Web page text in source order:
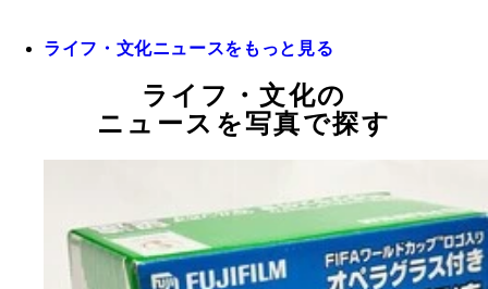
ライフ・文化ニュースをもっと見る
ライフ・文化の
ニュースを写真で探す